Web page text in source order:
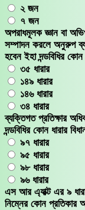
২ জন
৭ জন
অপরাধমূলক জ্ঞান বা
সম্পাদন করলে অনুরুপ
হবেন ইহা দন্ডবিধির কোন
৩৫ ধারার
১৪৯ ধারার
১৪৬ ধারার
৩৪ ধারার
ব্যক্তিগত প্রতিক্ষার
দন্ডবিধির কোন ধারার
৯৭ ধারার
৯৫ ধারার
৯৮ ধারার
৯৬ ধারার
এস আর এ্যাক্ট এর ৯
নিম্নের কোন প্রতিকার